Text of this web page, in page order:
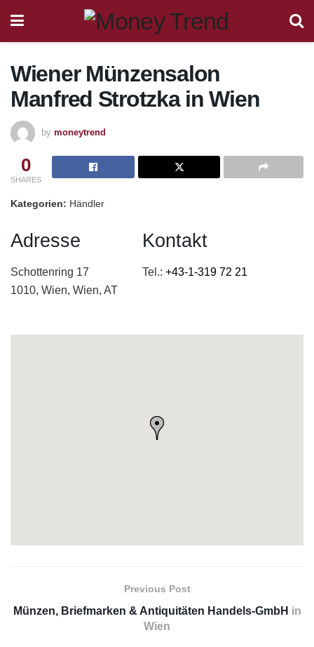
Wiener Münzensalon
Manfred Strotzka in Wien
by moneytrend
0
SHARES
Kategorien: Händler
Adresse
Schottenring 17
1010, Wien, Wien, AT
Kontakt
Tel.:+43-1-319 72 21
Previous Post
Münzen, Briefmarken & Antiquitäten Handels-GmbH in
Wien